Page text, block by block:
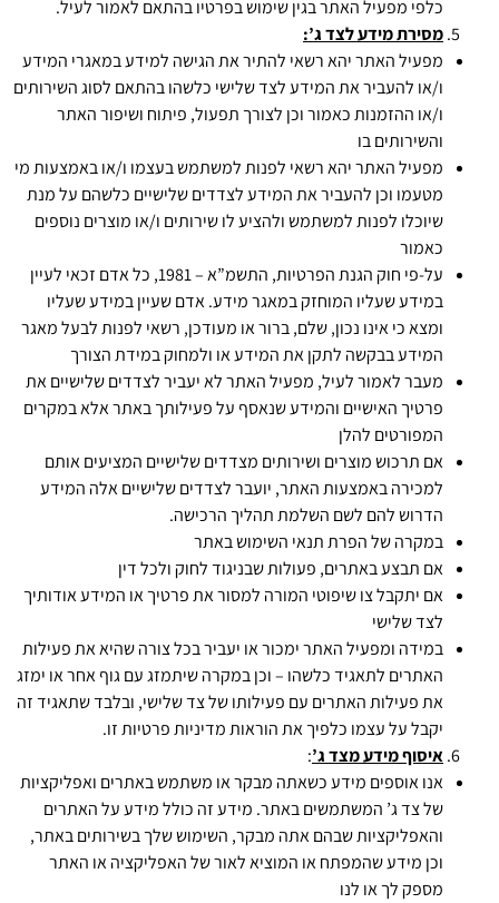
כלפי מפעיל האתר בגין שימוש בפרטיו בהתאם לאמור לעיל.
מסירת מידע לצד ג’:
מפעיל האתר יהא רשאי להתיר את הגישה למידע במאגרי המידע
ו/או להעביר את המידע לצד שלישי כלשהו בהתאם לסוג השירותים
ו/או ההזמנות כאמור וכן לצורך תפעול, פיתוח ושיפור האתר
והשירותים בו
מפעיל האתר יהא רשאי לפנות למשתמש בעצמו ו/או באמצעות מי
מטעמו וכן להעביר את המידע לצדדים שלישיים כלשהם על מנת
שיוכלו לפנות למשתמש ולהציע לו שירותים ו/או מוצרים נוספים
כאמור
על-פי חוק הגנת הפרטיות, התשמ”א – 1981, כל אדם זכאי לעיין
במידע שעליו המוחזק במאגר מידע. אדם שעיין במידע שעליו
ומצא כי אינו נכון, שלם, ברור או מעודכן, רשאי לפנות לבעל מאגר
המידע בבקשה לתקן את המידע או ולמחוק במידת הצורך
מעבר לאמור לעיל, מפעיל האתר לא יעביר לצדדים שלישיים את
פרטיך האישיים והמידע שנאסף על פעילותך באתר אלא במקרים
המפורטים להלן
אם תרכוש מוצרים ושירותים מצדדים שלישיים המציעים אותם
למכירה באמצעות האתר, יועבר לצדדים שלישיים אלה המידע
הדרוש להם לשם השלמת תהליך הרכישה.
במקרה של הפרת תנאי השימוש באתר
אם תבצע באתרים, פעולות שבניגוד לחוק ולכל דין
אם יתקבל צו שיפוטי המורה למסור את פרטיך או המידע אודותיך
לצד שלישי
במידה ומפעיל האתר ימכור או יעביר בכל צורה שהיא את פעילות
האתרים לתאגיד כלשהו – וכן במקרה שיתמזג עם גוף אחר או ימזג
את פעילות האתרים עם פעילותו של צד שלישי, ובלבד שתאגיד זה
יקבל על עצמו כלפיך את הוראות מדיניות פרטיות זו.
איסוף מידע מצד ג’
:
אנו אוספים מידע כשאתה מבקר או משתמש באתרים ואפליקציות
של צד ג’ המשתמשים באתר. מידע זה כולל מידע על האתרים
והאפליקציות שבהם אתה מבקר, השימוש שלך בשירותים באתר,
וכן מידע שהמפתח או המוציא לאור של האפליקציה או האתר
מספק לך או לנו